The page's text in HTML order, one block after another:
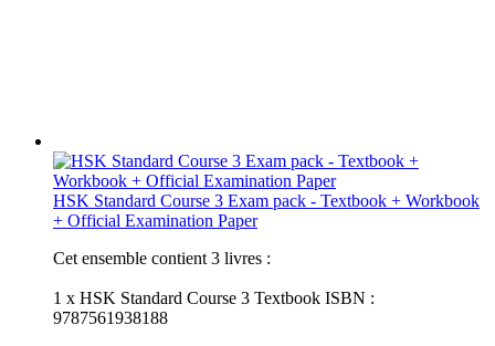
HSK Standard Course 3 Exam pack - Textbook + Workbook
+ Official Examination Paper
Cet ensemble contient 3 livres :
1 x HSK Standard Course 3 Textbook ISBN :
9787561938188